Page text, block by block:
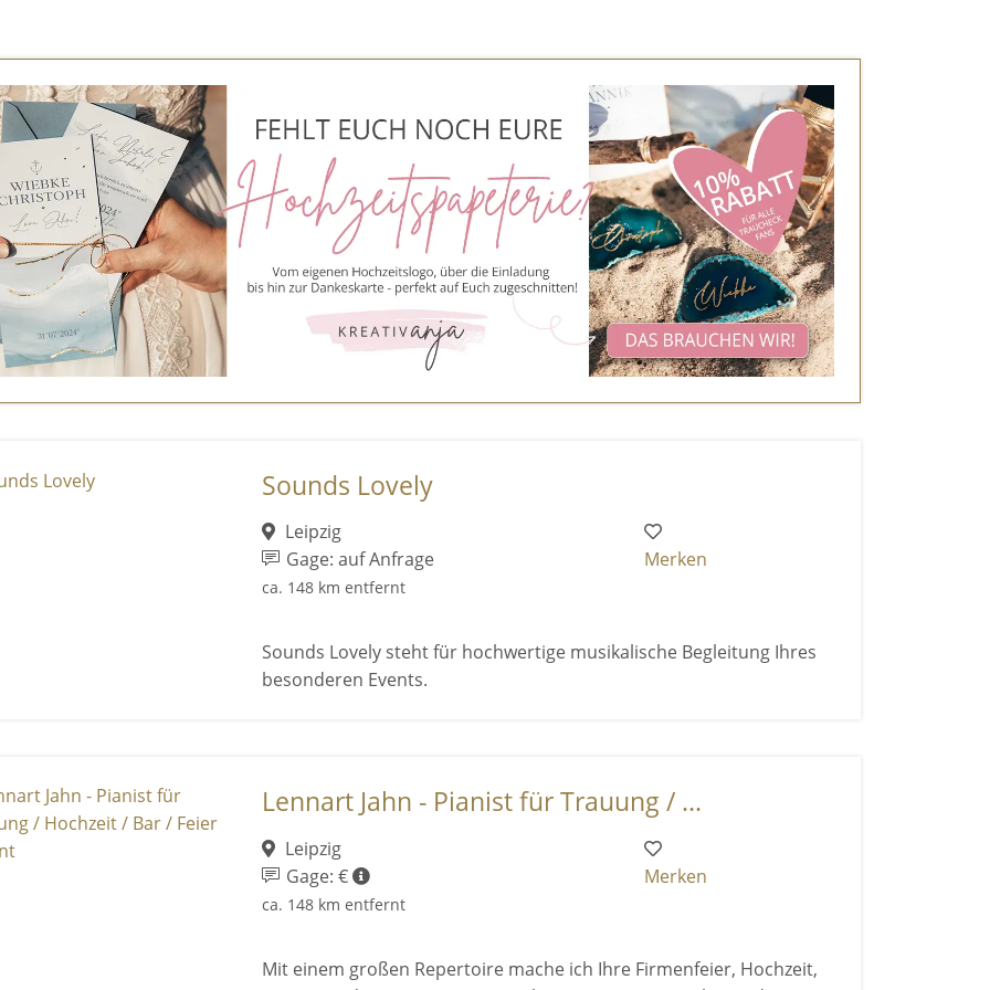
Sounds Lovely
Leipzig
Gage: auf Anfrage
ca. 148 km entfernt
Merken
Sounds Lovely steht für hochwertige musikalische Begleitung Ihres
besonderen Events.
Lennart Jahn - Pianist für Trauung / ...
Leipzig
Gage: €
ca. 148 km entfernt
Merken
Mit einem großen Repertoire mache ich Ihre Firmenfeier, Hochzeit,